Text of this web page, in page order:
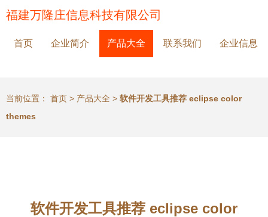
福建万隆庄信息科技有限公司
首页 企业简介 产品大全 联系我们 企业信息
当前位置： 首页 > 产品大全 > 软件开发工具推荐 eclipse color
themes
软件开发工具推荐 eclipse color